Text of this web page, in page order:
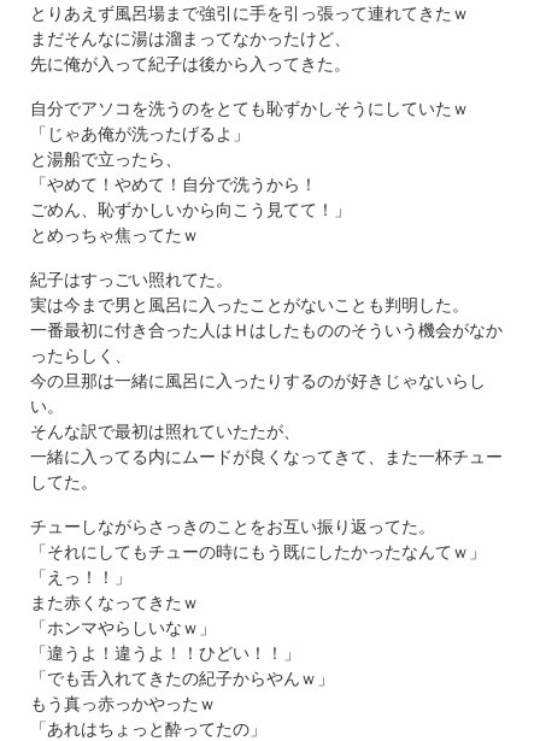
とりあえず風呂場まで強引に手を引っ張って連れてきたｗ
まだそんなに湯は溜まってなかったけど、
先に俺が入って紀子は後から入ってきた。
自分でアソコを洗うのをとても恥ずかしそうにしていたｗ
「じゃあ俺が洗ったげるよ」
と湯船で立ったら、
「やめて！やめて！自分で洗うから！
ごめん、恥ずかしいから向こう見てて！」
とめっちゃ焦ってたｗ
紀子はすっごい照れてた。
実は今まで男と風呂に入ったことがないことも判明した。
一番最初に付き合った人はＨはしたもののそういう機会がなか
ったらしく、
今の旦那は一緒に風呂に入ったりするのが好きじゃないらし
い。
そんな訳で最初は照れていたたが、
一緒に入ってる内にムードが良くなってきて、また一杯チュー
してた。
チューしながらさっきのことをお互い振り返ってた。
「それにしてもチューの時にもう既にしたかったなんてｗ」
「えっ！！」
また赤くなってきたｗ
「ホンマやらしいなｗ」
「違うよ！違うよ！！ひどい！！」
「でも舌入れてきたの紀子からやんｗ」
もう真っ赤っかやったｗ
「あれはちょっと酔ってたの」